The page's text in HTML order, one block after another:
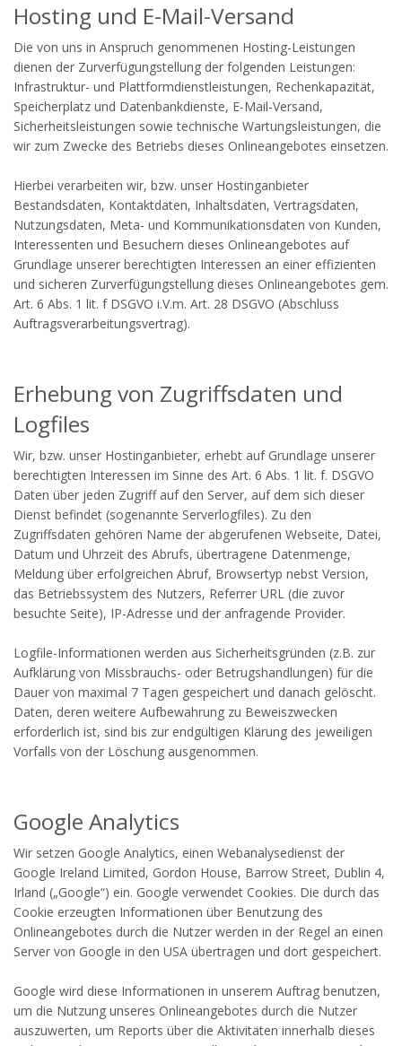
Hosting und E-Mail-Versand
Die von uns in Anspruch genommenen Hosting-Leistungen
dienen der Zurverfügungstellung der folgenden Leistungen:
Infrastruktur- und Plattformdienstleistungen, Rechenkapazität,
Speicherplatz und Datenbankdienste, E-Mail-Versand,
Sicherheitsleistungen sowie technische Wartungsleistungen, die
wir zum Zwecke des Betriebs dieses Onlineangebotes einsetzen.
Hierbei verarbeiten wir, bzw. unser Hostinganbieter
Bestandsdaten, Kontaktdaten, Inhaltsdaten, Vertragsdaten,
Nutzungsdaten, Meta- und Kommunikationsdaten von Kunden,
Interessenten und Besuchern dieses Onlineangebotes auf
Grundlage unserer berechtigten Interessen an einer effizienten
und sicheren Zurverfügungstellung dieses Onlineangebotes gem.
Art. 6 Abs. 1 lit. f DSGVO i.V.m. Art. 28 DSGVO (Abschluss
Auftragsverarbeitungsvertrag).
Erhebung von Zugriffsdaten und
Logfiles
Wir, bzw. unser Hostinganbieter, erhebt auf Grundlage unserer
berechtigten Interessen im Sinne des Art. 6 Abs. 1 lit. f. DSGVO
Daten über jeden Zugriff auf den Server, auf dem sich dieser
Dienst befindet (sogenannte Serverlogfiles). Zu den
Zugriffsdaten gehören Name der abgerufenen Webseite, Datei,
Datum und Uhrzeit des Abrufs, übertragene Datenmenge,
Meldung über erfolgreichen Abruf, Browsertyp nebst Version,
das Betriebssystem des Nutzers, Referrer URL (die zuvor
besuchte Seite), IP-Adresse und der anfragende Provider.
Logfile-Informationen werden aus Sicherheitsgründen (z.B. zur
Aufklärung von Missbrauchs- oder Betrugshandlungen) für die
Dauer von maximal 7 Tagen gespeichert und danach gelöscht.
Daten, deren weitere Aufbewahrung zu Beweiszwecken
erforderlich ist, sind bis zur endgültigen Klärung des jeweiligen
Vorfalls von der Löschung ausgenommen.
Google Analytics
Wir setzen Google Analytics, einen Webanalysedienst der
Google Ireland Limited, Gordon House, Barrow Street, Dublin 4,
Irland („Google“) ein. Google verwendet Cookies. Die durch das
Cookie erzeugten Informationen über Benutzung des
Onlineangebotes durch die Nutzer werden in der Regel an einen
Server von Google in den USA übertragen und dort gespeichert.
Google wird diese Informationen in unserem Auftrag benutzen,
um die Nutzung unseres Onlineangebotes durch die Nutzer
auszuwerten, um Reports über die Aktivitäten innerhalb dieses